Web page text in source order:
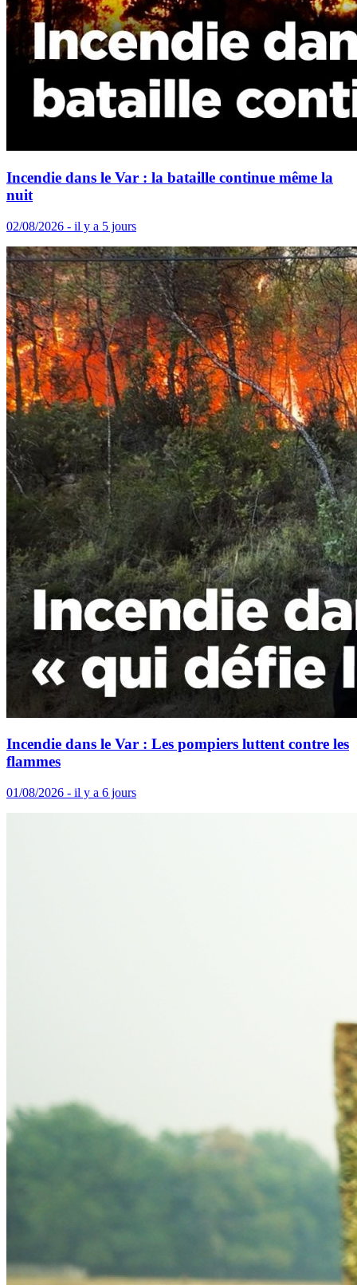
Incendie dans le Var : la bataille continue même la
nuit
02/08/2026 - il y a 5 jours
Incendie dans le Var : Les pompiers luttent contre les
flammes
01/08/2026 - il y a 6 jours